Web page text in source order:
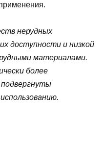
нерудных
доступности и низкой
материалами.
более